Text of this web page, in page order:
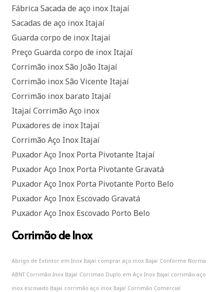
Fábrica Sacada de aço inox Itajaí
Sacadas de aço inox Itajaí
Guarda corpo de inox Itajaí
Preço Guarda corpo de inox Itajaí
Corrimão inox São João Itajaí
Corrimão inox São Vicente Itajaí
Corrimão inox barato Itajaí
Itajaí Corrimão Aço inox
Puxadores de inox Itajaí
Corrimão Aço Inox Itajaí
Puxador Aço Inox Porta Pivotante Itajaí
Puxador Aço Inox Porta Pivotante Gravatá
Puxador Aço Inox Porta Pivotante Porto Belo
Puxador Aço Inox Escovado Gravatá
Puxador Aço Inox Escovado Porto Belo
Corrimão de Inox
Abrigo de Extintor em Inox Itajaí comprar aço inox Itajaí Conforme Norma
ABNT Corrimão Inox Itajaí Corrimao Duplo em Aço Inox Itajaí corrimão aço
inox escovado Itajaí corrimão aço inox Itajaí Corrimão Comercial